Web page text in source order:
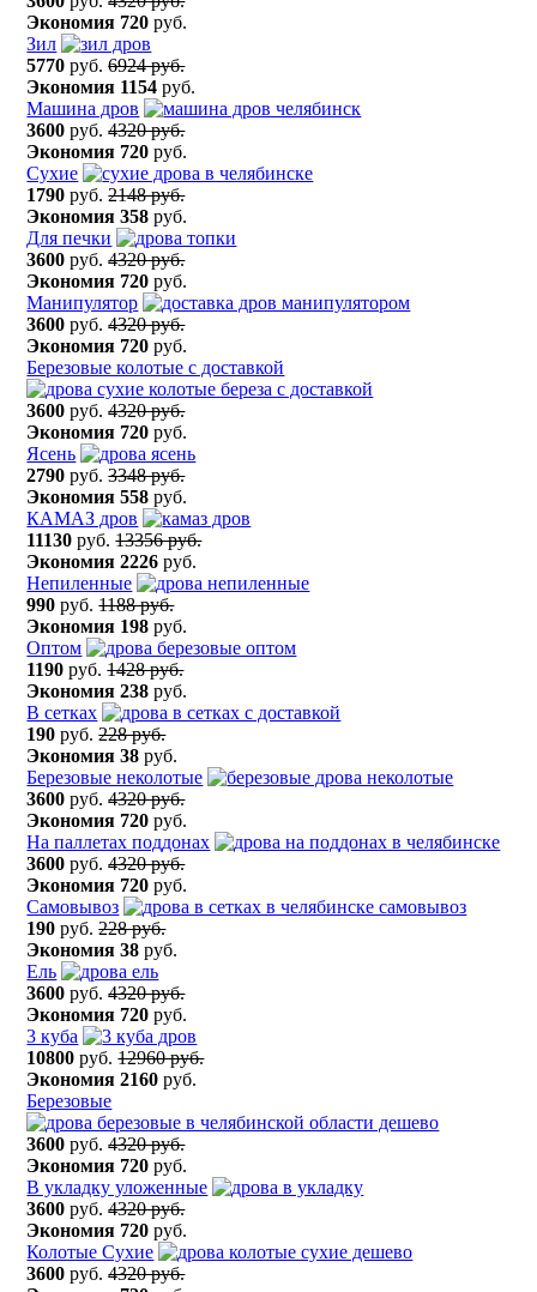
Экономия 720 руб.
Зил
5770 руб.6924 руб.
Экономия 1154 руб.
Машина дров
3600 руб.4320 руб.
Экономия 720 руб.
Сухие
1790 руб.2148 руб.
Экономия 358 руб.
Для печки
3600 руб.4320 руб.
Экономия 720 руб.
Манипулятор
3600 руб.4320 руб.
Экономия 720 руб.
Березовые колотые с доставкой
3600 руб.4320 руб.
Экономия 720 руб.
Ясень
2790 руб.3348 руб.
Экономия 558 руб.
КАМАЗ дров
11130 руб.13356 руб.
Экономия 2226 руб.
Непиленные
990 руб.1188 руб.
Экономия 198 руб.
Оптом
1190 руб.1428 руб.
Экономия 238 руб.
В сетках
190 руб.228 руб.
Экономия 38 руб.
Березовые неколотые
3600 руб.4320 руб.
Экономия 720 руб.
На паллетах поддонах
3600 руб.4320 руб.
Экономия 720 руб.
Самовывоз
190 руб.228 руб.
Экономия 38 руб.
Ель
3600 руб.4320 руб.
Экономия 720 руб.
3 куба
10800 руб.12960 руб.
Экономия 2160 руб.
Березовые
3600 руб.4320 руб.
Экономия 720 руб.
В укладку уложенные
3600 руб.4320 руб.
Экономия 720 руб.
Колотые Сухие
3600 руб.4320 руб.